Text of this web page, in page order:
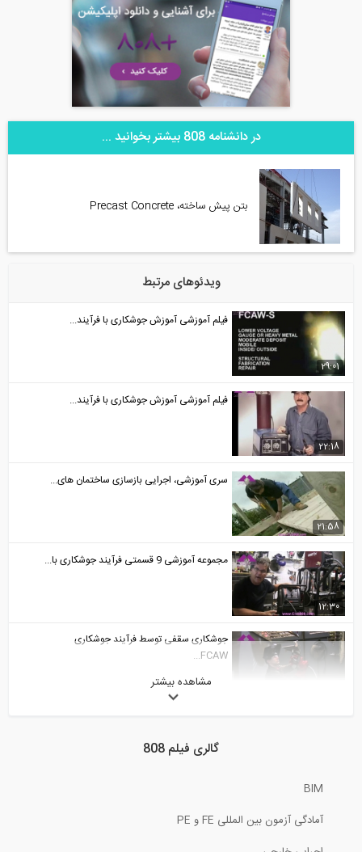
در دانشنامه 808 بیشتر بخوانید ...
بتن پیش ساخته، Precast Concrete
ویدئوهای مرتبط
29:01
فیلم آموزشی آموزش جوشکاری با فرآیند...
22:18
فیلم آموزشی آموزش جوشکاری با فرآیند...
21:58
سری آموزشی، اجرایی بازسازی ساختمان های...
12:30
مجموعه آموزشی 9 قسمتی فرآیند جوشکاری با...
جوشکاری سقفی توسط فرآیند جوشکاری
FCAW...
مشاهده بیشتر
گالری فیلم 808
BIM
آمادگی آزمون بین المللی FE و PE